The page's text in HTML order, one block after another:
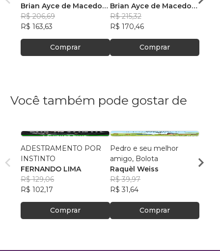
Edição.
Brian Ayce de Macedo
Marinho
R$ 206,69
R$ 163,63
Comprar
Edição:
Brian Ayce de Macedo
Marinho
R$ 215,32
R$ 170,46
Comprar
Você também pode gostar de
ADESTRAMENTO POR
INSTINTO
FERNANDO LIMA
R$ 129,06
R$ 102,17
Comprar
Pedro e seu melhor
amigo, Bolota
Raquèl Weiss
R$ 39,97
R$ 31,64
Comprar
R$